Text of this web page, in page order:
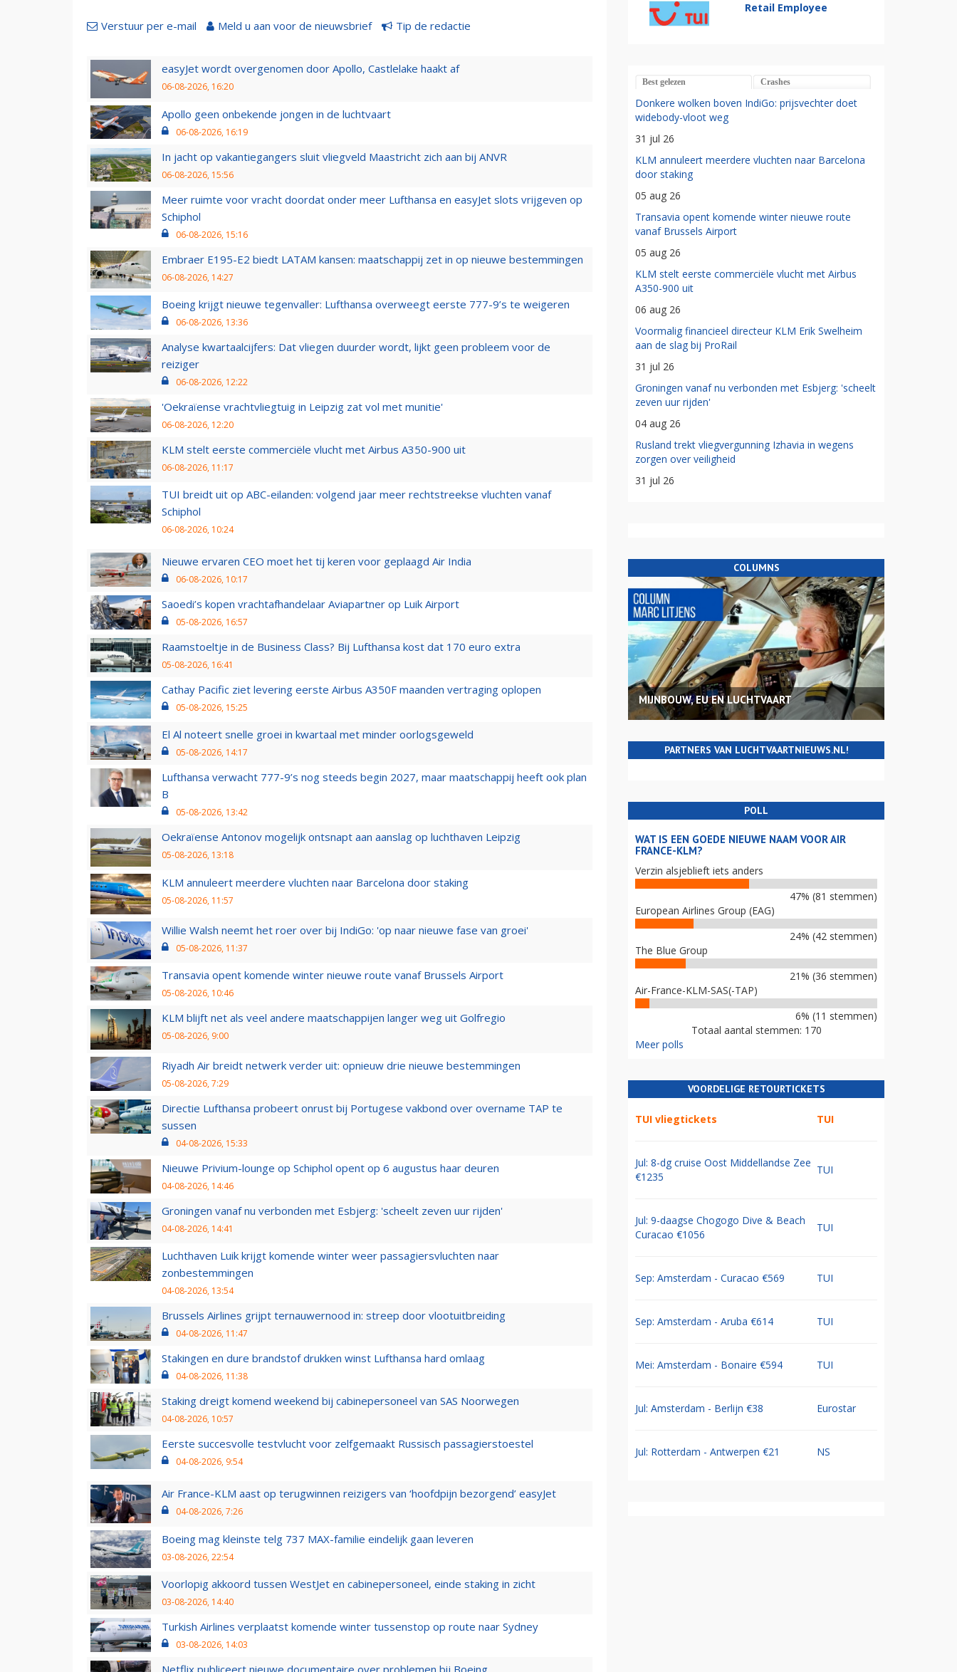
Verstuur per e-mail Meld u aan voor de nieuwsbrief Tip de redactie
easyJet wordt overgenomen door Apollo, Castlelake haakt af
06-08-2026, 16:20
Apollo geen onbekende jongen in de luchtvaart
06-08-2026, 16:19
In jacht op vakantiegangers sluit vliegveld Maastricht zich aan bij ANVR
06-08-2026, 15:56
Meer ruimte voor vracht doordat onder meer Lufthansa en easyJet slots vrijgeven op
Schiphol
06-08-2026, 15:16
Embraer E195-E2 biedt LATAM kansen: maatschappij zet in op nieuwe bestemmingen
06-08-2026, 14:27
Boeing krijgt nieuwe tegenvaller: Lufthansa overweegt eerste 777-9’s te weigeren
06-08-2026, 13:36
Analyse kwartaalcijfers: Dat vliegen duurder wordt, lijkt geen probleem voor de
reiziger
06-08-2026, 12:22
'Oekraïense vrachtvliegtuig in Leipzig zat vol met munitie'
06-08-2026, 12:20
KLM stelt eerste commerciële vlucht met Airbus A350-900 uit
06-08-2026, 11:17
TUI breidt uit op ABC-eilanden: volgend jaar meer rechtstreekse vluchten vanaf
Schiphol
06-08-2026, 10:24
Nieuwe ervaren CEO moet het tij keren voor geplaagd Air India
06-08-2026, 10:17
Saoedi’s kopen vrachtafhandelaar Aviapartner op Luik Airport
05-08-2026, 16:57
Raamstoeltje in de Business Class? Bij Lufthansa kost dat 170 euro extra
05-08-2026, 16:41
Cathay Pacific ziet levering eerste Airbus A350F maanden vertraging oplopen
05-08-2026, 15:25
El Al noteert snelle groei in kwartaal met minder oorlogsgeweld
05-08-2026, 14:17
Lufthansa verwacht 777-9’s nog steeds begin 2027, maar maatschappij heeft ook plan
B
05-08-2026, 13:42
Oekraïense Antonov mogelijk ontsnapt aan aanslag op luchthaven Leipzig
05-08-2026, 13:18
KLM annuleert meerdere vluchten naar Barcelona door staking
05-08-2026, 11:57
Willie Walsh neemt het roer over bij IndiGo: 'op naar nieuwe fase van groei'
05-08-2026, 11:37
Transavia opent komende winter nieuwe route vanaf Brussels Airport
05-08-2026, 10:46
KLM blijft net als veel andere maatschappijen langer weg uit Golfregio
05-08-2026, 9:00
Riyadh Air breidt netwerk verder uit: opnieuw drie nieuwe bestemmingen
05-08-2026, 7:29
Directie Lufthansa probeert onrust bij Portugese vakbond over overname TAP te
sussen
04-08-2026, 15:33
Nieuwe Privium-lounge op Schiphol opent op 6 augustus haar deuren
04-08-2026, 14:46
Groningen vanaf nu verbonden met Esbjerg: 'scheelt zeven uur rijden'
04-08-2026, 14:41
Luchthaven Luik krijgt komende winter weer passagiersvluchten naar
zonbestemmingen
04-08-2026, 13:54
Brussels Airlines grijpt ternauwernood in: streep door vlootuitbreiding
04-08-2026, 11:47
Stakingen en dure brandstof drukken winst Lufthansa hard omlaag
04-08-2026, 11:38
Staking dreigt komend weekend bij cabinepersoneel van SAS Noorwegen
04-08-2026, 10:57
Eerste succesvolle testvlucht voor zelfgemaakt Russisch passagierstoestel
04-08-2026, 9:54
Air France-KLM aast op terugwinnen reizigers van ‘hoofdpijn bezorgend’ easyJet
04-08-2026, 7:26
Boeing mag kleinste telg 737 MAX-familie eindelijk gaan leveren
03-08-2026, 22:54
Voorlopig akkoord tussen WestJet en cabinepersoneel, einde staking in zicht
03-08-2026, 14:40
Turkish Airlines verplaatst komende winter tussenstop op route naar Sydney
03-08-2026, 14:03
Netflix publiceert nieuwe documentaire over problemen bij Boeing
Retail Employee
Best gelezen Crashes
Donkere wolken boven IndiGo: prijsvechter doet
widebody-vloot weg
31 jul 26
KLM annuleert meerdere vluchten naar Barcelona
door staking
05 aug 26
Transavia opent komende winter nieuwe route
vanaf Brussels Airport
05 aug 26
KLM stelt eerste commerciële vlucht met Airbus
A350-900 uit
06 aug 26
Voormalig financieel directeur KLM Erik Swelheim
aan de slag bij ProRail
31 jul 26
Groningen vanaf nu verbonden met Esbjerg: 'scheelt
zeven uur rijden'
04 aug 26
Rusland trekt vliegvergunning Izhavia in wegens
zorgen over veiligheid
31 jul 26
COLUMNS
MIJNBOUW, EU EN LUCHTVAART
PARTNERS VAN LUCHTVAARTNIEUWS.NL!
POLL
WAT IS EEN GOEDE NIEUWE NAAM VOOR AIR
FRANCE-KLM?
Verzin alsjeblieft iets anders
47% (81 stemmen)
European Airlines Group (EAG)
24% (42 stemmen)
The Blue Group
21% (36 stemmen)
Air-France-KLM-SAS(-TAP)
6% (11 stemmen)
Totaal aantal stemmen: 170
Meer polls
VOORDELIGE RETOURTICKETS
TUI vliegtickets TUI
Jul: 8-dg cruise Oost Middellandse Zee
€1235
TUI
Jul: 9-daagse Chogogo Dive & Beach
Curacao €1056
TUI
Sep: Amsterdam - Curacao €569 TUI
Sep: Amsterdam - Aruba €614 TUI
Mei: Amsterdam - Bonaire €594 TUI
Jul: Amsterdam - Berlijn €38 Eurostar
Jul: Rotterdam - Antwerpen €21 NS